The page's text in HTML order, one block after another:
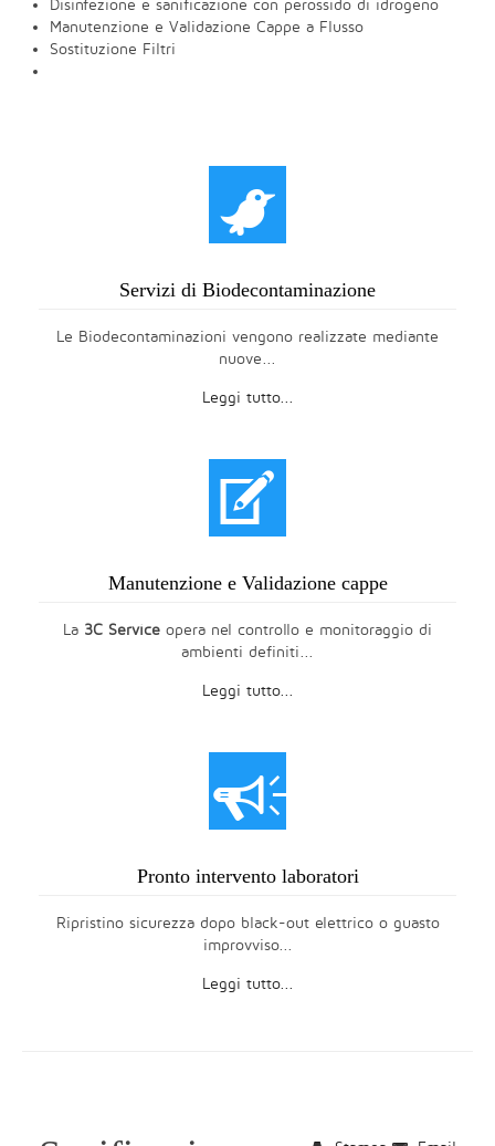
Disinfezione e sanificazione con perossido di idrogeno
Manutenzione e Validazione Cappe a Flusso
Sostituzione Filtri
t
Servizi di Biodecontaminazione
Le Biodecontaminazioni vengono realizzate mediante
nuove...
Leggi tutto...
V
Manutenzione e Validazione cappe
La 3C Service opera nel controllo e monitoraggio di
ambienti definiti...
Leggi tutto...
Y
Pronto intervento laboratori
Ripristino sicurezza dopo black-out elettrico o guasto
improvviso...
Leggi tutto...